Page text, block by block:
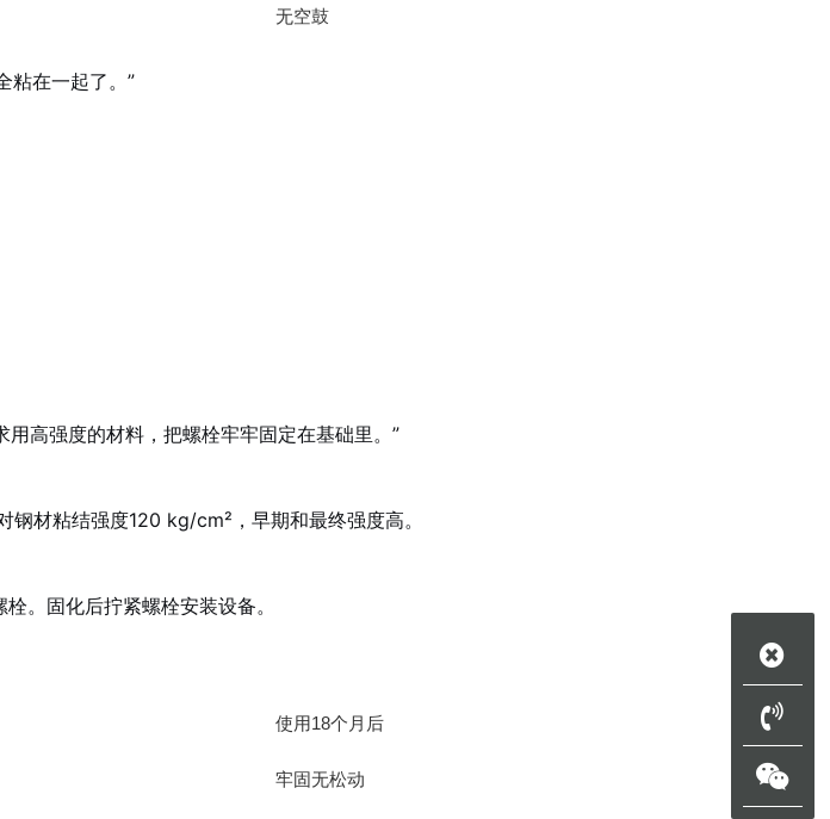
无空鼓
粘在一起了。”
高强度的材料，把螺栓牢牢固定在基础里。”
材粘结强度120 kg/cm²，早期和最终强度高。
。固化后拧紧螺栓安装设备。
使用18个月后
牢固无松动